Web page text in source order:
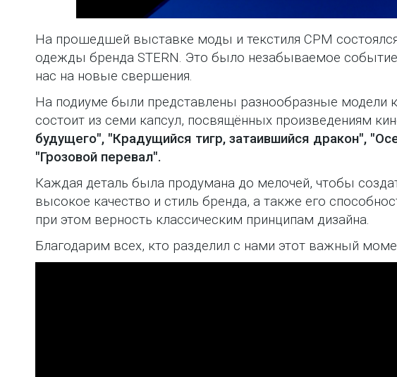
На прошедшей выставке моды и текстиля CPM
одежды бренда STERN. Это было незабываемое
нас на новые свершения.
На подиуме были представлены разнообразные модели
состоит из семи капсул, посвящённых произведениям
будущего", "Крадущийся тигр, затаившийся дракон",
"Грозовой перевал".
Каждая деталь была продумана до мелочей, чтобы
высокое качество и стиль бренда, а также его
при этом верность классическим принципам дизайна.
Благодарим всех, кто разделил с нами этот важный